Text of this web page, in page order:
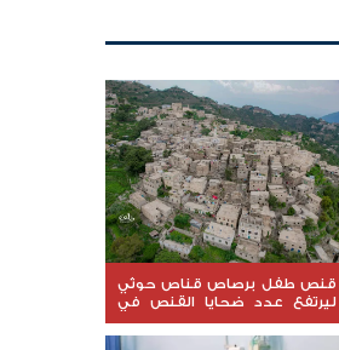
قنص طفل برصاص قناص حوثي
ليرتفع عدد ضحايا القنص في
الشقب إلى 249